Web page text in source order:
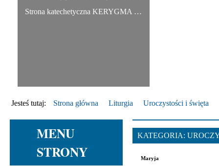
Strona katechetyczna KERYGMA jest próbą włączenia środków informatyki w dzieło głoszenia Ewangelii, zwłaszcza w ramach szkolnej katechezy.
Jesteś tutaj: Strona główna Liturgia Uroczystości i święta
KATEGORIA:
Maryja
MENU
STRONY